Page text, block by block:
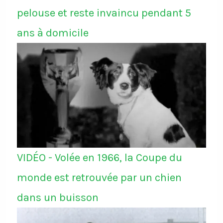
pelouse et reste invaincu pendant 5
ans à domicile
VIDÉO - Volée en 1966, la Coupe du
monde est retrouvée par un chien
dans un buisson